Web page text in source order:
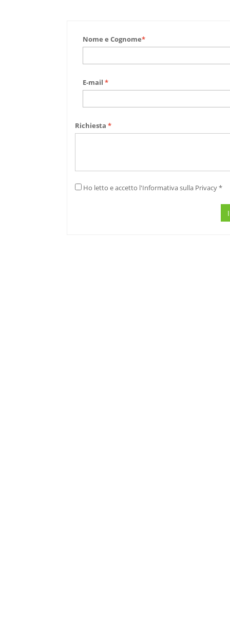
Nome e Cognome*
E-mail *
Richiesta *
Ho letto e accetto l'Informativa sulla Privacy *